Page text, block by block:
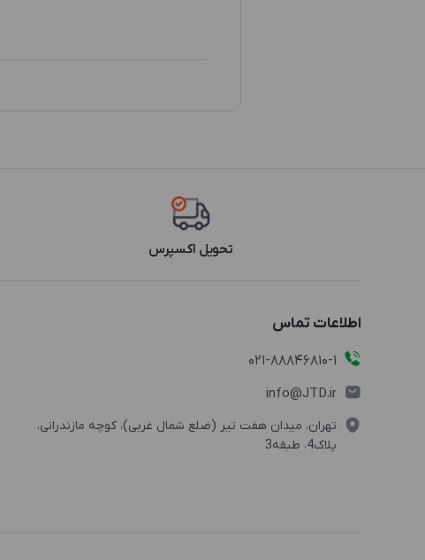
تحویل اکسپرس
اطلاعات تماس
021-88846810-1
info@JTD.ir
تهران، میدان هفت تیر (ضلع شمال غربی)، کوچه مازندرانی،
پلاک4، طبقه3